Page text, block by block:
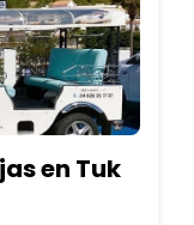
en Tuk